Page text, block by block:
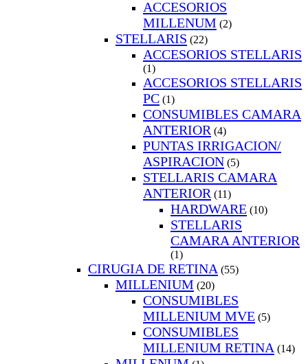
ACCESORIOS
MILLENUM (2)
STELLARIS (22)
ACCESORIOS STELLARIS
(1)
ACCESORIOS STELLARIS
PC (1)
CONSUMIBLES CAMARA
ANTERIOR (4)
PUNTAS IRRIGACION/
ASPIRACION (5)
STELLARIS CAMARA
ANTERIOR (11)
HARDWARE (10)
STELLARIS
CAMARA ANTERIOR
(1)
CIRUGIA DE RETINA (55)
MILLENIUM (20)
CONSUMIBLES
MILLENIUM MVE (5)
CONSUMIBLES
MILLENIUM RETINA (14)